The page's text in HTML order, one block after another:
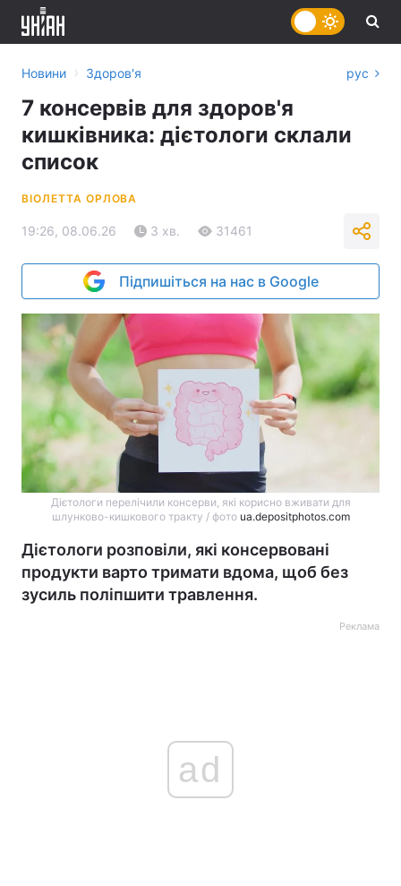
Новини › Здоров'я рус
7 консервів для здоров'я
кишківника: дієтологи склали
список
ВІОЛЕТТА ОРЛОВА
19:26, 08.06.26 3 хв. 31461
Підпишіться на нас в Google
Дієтологи перелічили консерви, які корисно вживати для
шлунково-кишкового тракту / фото ua.depositphotos.com
Дієтологи розповіли, які консервовані
продукти варто тримати вдома, щоб без
зусиль поліпшити травлення.
Реклама
ad